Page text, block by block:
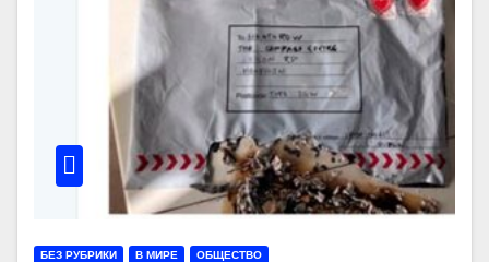
БЕЗ РУБРИКИ В МИРЕ ОБЩЕСТВО